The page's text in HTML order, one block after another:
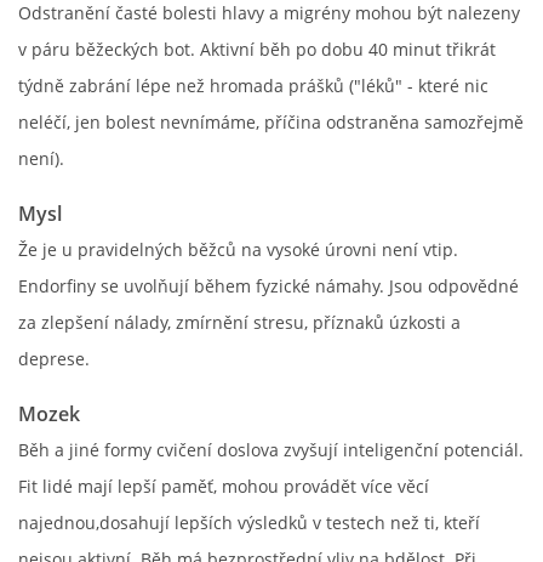
© 2026 eStránky.cz
Odstranění časté bolesti hlavy a migrény mohou být nalezeny
v páru běžeckých bot. Aktivní běh po dobu 40 minut třikrát
týdně zabrání lépe než hromada prášků ("léků" - které nic
neléčí, jen bolest nevnímáme, příčina odstraněna samozřejmě
není).
Mysl
Že je u pravidelných běžců na vysoké úrovni není vtip.
Endorfiny se uvolňují během fyzické námahy. Jsou odpovědné
za zlepšení nálady, zmírnění stresu, příznaků úzkosti a
deprese.
Mozek
Běh a jiné formy cvičení doslova zvyšují inteligenční potenciál.
Fit lidé mají lepší paměť, mohou provádět více věcí
najednou,dosahují lepších výsledků v testech než ti, kteří